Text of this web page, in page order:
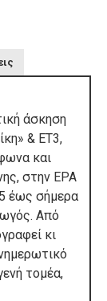
άσκηση
& ΕΤ3,
και
στην ΕΡΑ
έως σήμερα
Από
κι
τομέα,